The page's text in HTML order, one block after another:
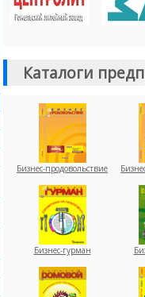
Каталоги
Бизнес-продовольствие
Бизнес-гурман